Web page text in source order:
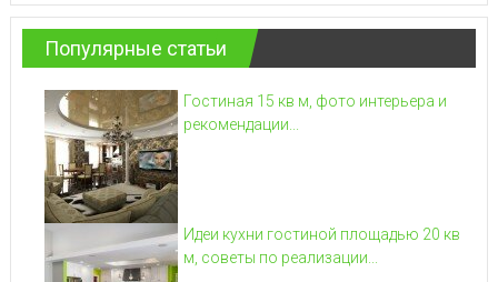
Популярные статьи
Гостиная 15 кв м, фото интерьера и
рекомендации...
Идеи кухни гостиной площадью 20 кв
м, советы по реализации...